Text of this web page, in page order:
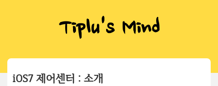
Tiplu's Mind
iOS7 제어센터 : 소개